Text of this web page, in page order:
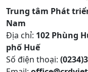
Trung tâm Phát
Nam
Địa chỉ: 102 Phùng
phố Huế
Số điện thoại: